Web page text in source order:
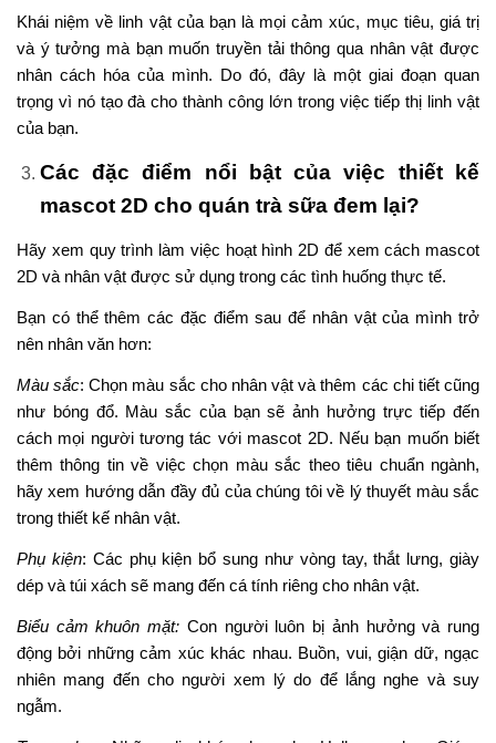
Khái niệm về linh vật của bạn là mọi cảm xúc, mục tiêu, giá trị
và ý tưởng mà bạn muốn truyền tải thông qua nhân vật được
nhân cách hóa của mình. Do đó, đây là một giai đoạn quan
trọng vì nó tạo đà cho thành công lớn trong việc tiếp thị linh vật
của bạn.
Các đặc điểm nổi bật của việc thiết kế
mascot 2D cho quán trà sữa đem lại?
Hãy xem quy trình làm việc hoạt hình 2D để xem cách mascot
2D và nhân vật được sử dụng trong các tình huống thực tế.
Bạn có thể thêm các đặc điểm sau để nhân vật của mình trở
nên nhân văn hơn:
Màu sắc: Chọn màu sắc cho nhân vật và thêm các chi tiết cũng
như bóng đổ. Màu sắc của bạn sẽ ảnh hưởng trực tiếp đến
cách mọi người tương tác với mascot 2D. Nếu bạn muốn biết
thêm thông tin về việc chọn màu sắc theo tiêu chuẩn ngành,
hãy xem hướng dẫn đầy đủ của chúng tôi về lý thuyết màu sắc
trong thiết kế nhân vật.
Phụ kiện: Các phụ kiện bổ sung như vòng tay, thắt lưng, giày
dép và túi xách sẽ mang đến cá tính riêng cho nhân vật.
Biểu cảm khuôn mặt: Con người luôn bị ảnh hưởng và rung
động bởi những cảm xúc khác nhau. Buồn, vui, giận dữ, ngạc
nhiên mang đến cho người xem lý do để lắng nghe và suy
ngẫm.